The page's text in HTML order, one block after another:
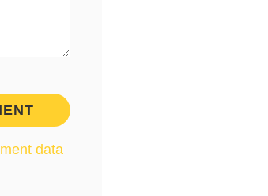
data